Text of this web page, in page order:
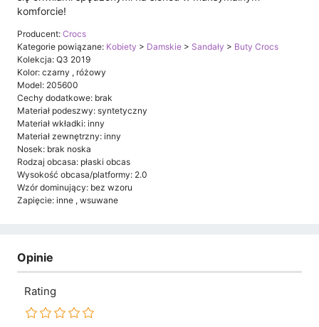
komforcie!
Producent: Crocs
Kategorie powiązane: Kobiety > Damskie > Sandały > Buty Crocs
Kolekcja: Q3 2019
Kolor: czarny , różowy
Model: 205600
Cechy dodatkowe: brak
Materiał podeszwy: syntetyczny
Materiał wkładki: inny
Materiał zewnętrzny: inny
Nosek: brak noska
Rodzaj obcasa: płaski obcas
Wysokość obcasa/platformy: 2.0
Wzór dominujący: bez wzoru
Zapięcie: inne , wsuwane
Opinie
Rating